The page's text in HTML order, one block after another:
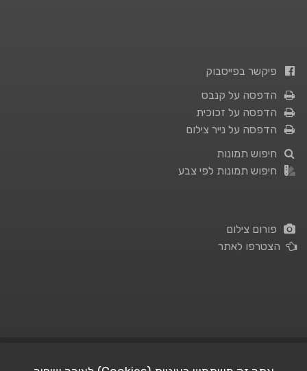
פיקשר בפייסבוק
הדפסה על קנבס
הדפסה על זכוכית
הדפסה על נייר צילום
חיפוש תמונות
חיפוש תמונות לפי צבע
פורום צילום
הצטרפו לאתר